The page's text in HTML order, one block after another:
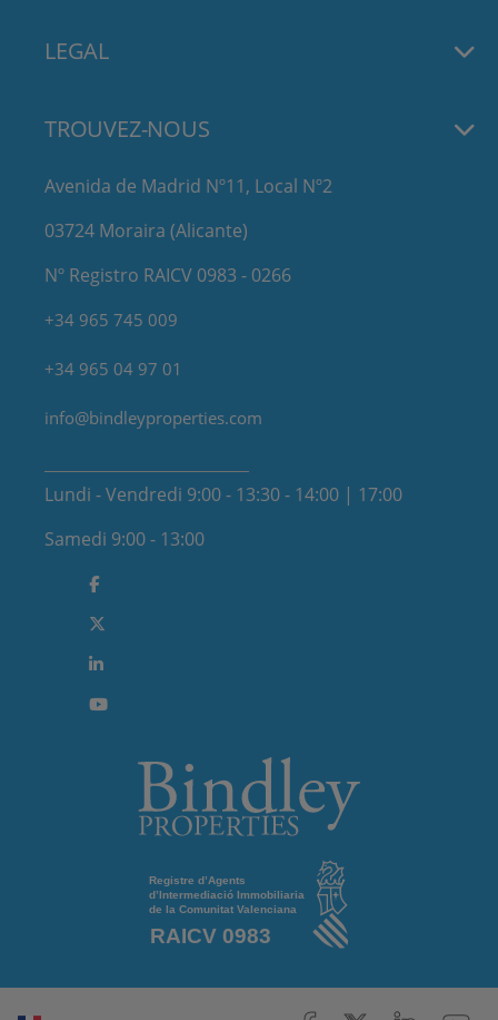
LEGAL
TROUVEZ-NOUS
Avenida de Madrid Nº11, Local Nº2
03724 Moraira (Alicante)
Nº Registro RAICV 0983 - 0266
+34 965 745 009
+34 965 04 97 01
info@bindleyproperties.com
Lundi - Vendredi 9:00 - 13:30 - 14:00 | 17:00
Samedi 9:00 - 13:00